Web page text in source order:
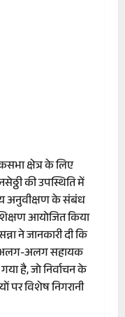
क्षेत्र के लिए
की उपस्थिति में
अनुवीक्षण के संबंध
आयोजित किया
ने जानकारी दी कि
अलग-अलग सहायक
है, जो निर्वाचन के
पर विशेष निगरानी